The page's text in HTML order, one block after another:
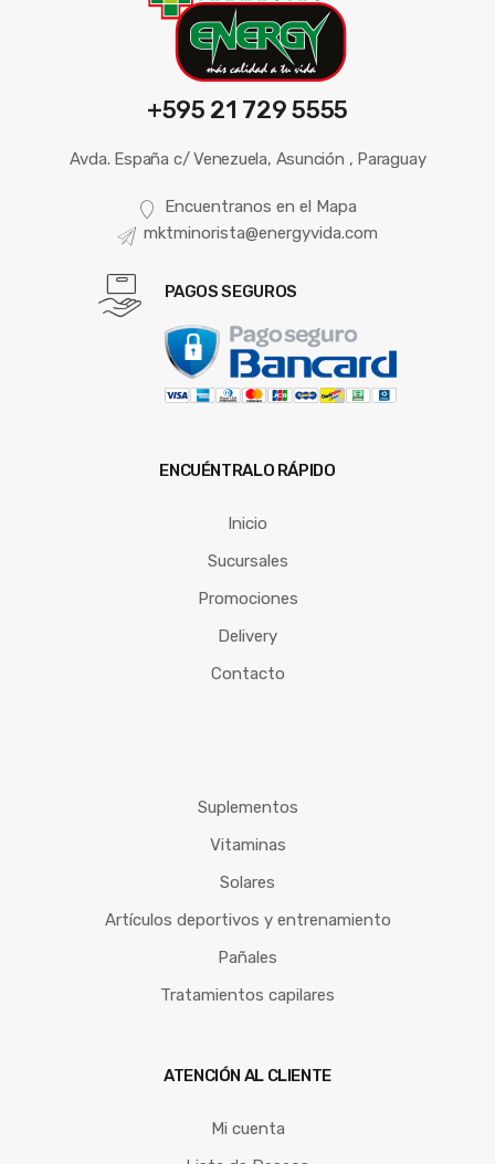
+595 21 729 5555
Avda. España c/ Venezuela, Asunción , Paraguay
Encuentranos en el Mapa
mktminorista@energyvida.com
PAGOS SEGUROS
ENCUÉNTRALO RÁPIDO
Inicio
Sucursales
Promociones
Delivery
Contacto
Suplementos
Vitaminas
Solares
Artículos deportivos y entrenamiento
Pañales
Tratamientos capilares
ATENCIÓN AL CLIENTE
Mi cuenta